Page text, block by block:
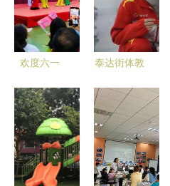
欢度六一
快乐童行泰
达二幼
泰达街体教
年体操梦
泰达二幼